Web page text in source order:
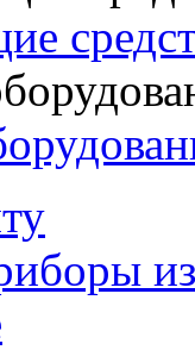
из